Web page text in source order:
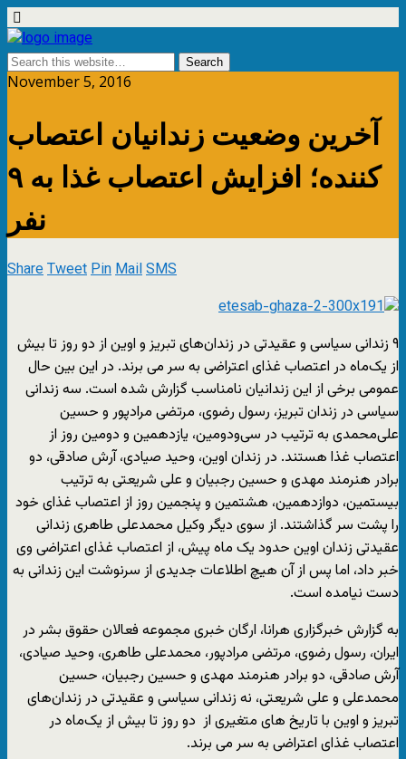
November 5, 2016
آخرین وضعیت زندانیان اعتصاب
کننده؛ افزایش اعتصاب غذا به ۹
نفر
ShareTweetPinMailSMS
۹ زندانی سیاسی و عقیدتی در زندان‌های تبریز و اوین از دو روز تا بیش
از یک‌ماه در اعتصاب غذای اعتراضی به سر می ‌برند. در این بین حال
عمومی برخی از این زندانیان نامناسب گزارش شده است. سه زندانی
سیاسی در زندان تبریز، رسول رضوی، مرتضی مرادپور و حسین
علی‌محمدی به ترتیب در سی‌ودومین، یازدهمین و دومین روز از
اعتصاب غذا هستند. در زندان اوین، وحید صیادی، آرش صادقی، دو
برادر هنرمند مهدی و حسین رجبیان و علی شریعتی به ترتیب
بیستمین، دوازدهمین، هشتمین و پنجمین روز از اعتصاب غذای خود
را پشت سر گذاشتند. از سوی دیگر وکیل محمدعلی طاهری زندانی
عقیدتی زندان اوین حدود یک ماه پیش، از اعتصاب غذای اعتراضی وی
خبر داد، اما پس از آن هیچ اطلاعات جدیدی از سرنوشت این زندانی به
دست نیامده است.
به گزارش خبرگزاری هرانا، ارگان خبری مجموعه فعالان حقوق بشر در
ایران، رسول رضوی، مرتضی مرادپور، محمدعلی طاهری، وحید صیادی،
آرش صادقی، دو برادر هنرمند مهدی و حسین رجبیان، حسین
محمدعلی و علی شریعتی، نه زندانی سیاسی و عقیدتی در زندان‌های
تبریز و اوین با تاریخ های متغیری از دو روز تا بیش از یک‌ماه در
اعتصاب غذای اعتراضی به سر می ‌برند.